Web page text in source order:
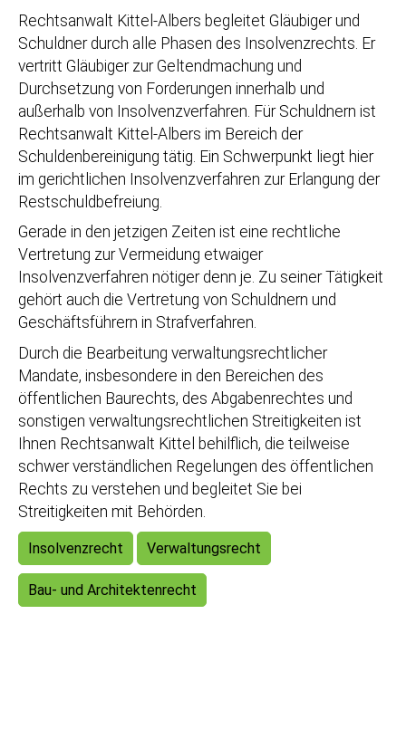
Rechtsanwalt Kittel-Albers begleitet Gläubiger und
Schuldner durch alle Phasen des Insolvenzrechts. Er
vertritt Gläubiger zur Geltendmachung und
Durchsetzung von Forderungen innerhalb und
außerhalb von Insolvenzverfahren. Für Schuldnern ist
Rechtsanwalt Kittel-Albers im Bereich der
Schuldenbereinigung tätig. Ein Schwerpunkt liegt hier
im gerichtlichen Insolvenzverfahren zur Erlangung der
Restschuldbefreiung.
Gerade in den jetzigen Zeiten ist eine rechtliche
Vertretung zur Vermeidung etwaiger
Insolvenzverfahren nötiger denn je. Zu seiner Tätigkeit
gehört auch die Vertretung von Schuldnern und
Geschäftsführern in Strafverfahren.
Durch die Bearbeitung verwaltungsrechtlicher
Mandate, insbesondere in den Bereichen des
öffentlichen Baurechts, des Abgabenrechtes und
sonstigen verwaltungsrechtlichen Streitigkeiten ist
Ihnen Rechtsanwalt Kittel behilflich, die teilweise
schwer verständlichen Regelungen des öffentlichen
Rechts zu verstehen und begleitet Sie bei
Streitigkeiten mit Behörden.
Insolvenzrecht Verwaltungsrecht
Bau- und Architektenrecht